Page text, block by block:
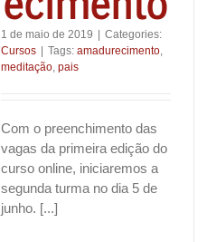
1 de maio de 2019
Categories:
Cursos
Tags: amadurecimento,
meditação, pais
Com o preenchimento das
vagas da primeira edição do
curso online, iniciaremos a
segunda turma no dia 5 de
junho. [...]